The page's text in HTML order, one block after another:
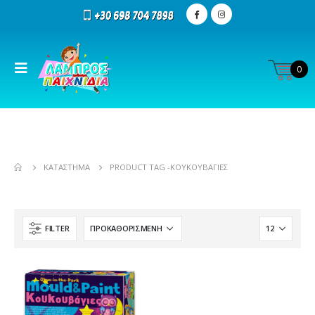
0
ΚΑΤΆΣΤΗΜΑ PRODUCT TAG -ΚΟΥΚΟΥΒΆΓΙΕΣ
FILTER